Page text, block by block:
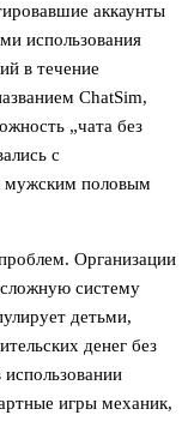
аккаунты
использования
в течение
ChatSim,
„чата без
с
мужским половым
Организации
систему
детьми,
денег без
игры механик,